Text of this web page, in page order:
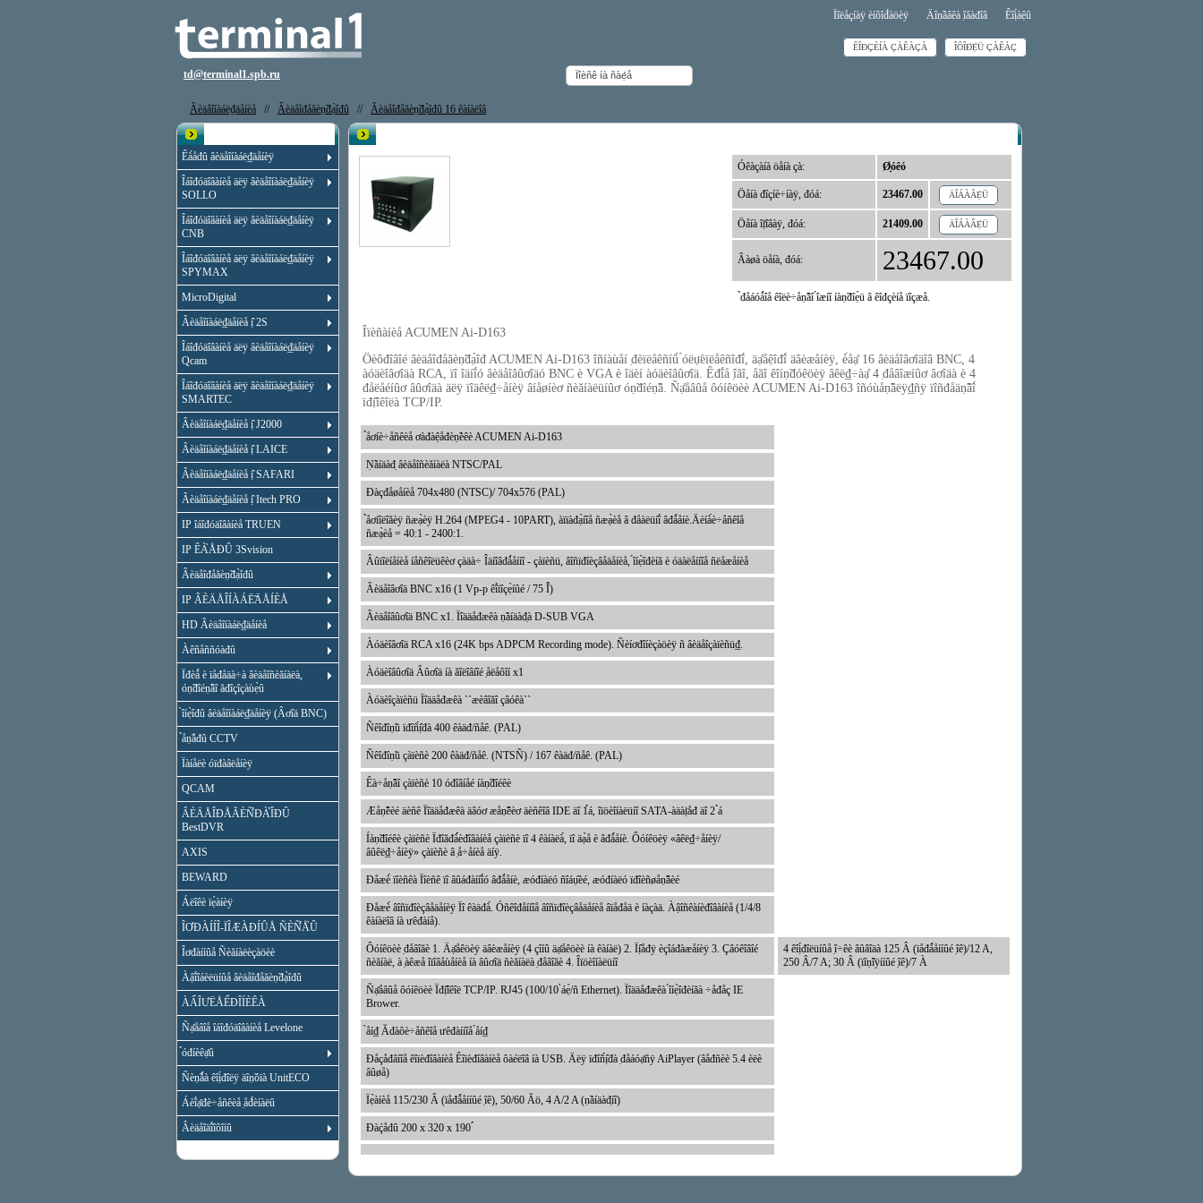
td@terminal1.spb.ru
Ïîëåçíàÿ èíôîđ́àöèÿ Äîṇ̃àâêà ̣îâàđîâ Êîị́àệû
ÊÎĐÇÈÍÀ ÇÀÊÀÇÀ ÎÔÎĐ́Ẹ̀Ü ÇÀÊÀÇ
Âèäåîíàáë₫äåíèå // Âèäåîđåăèṇ̃đạ̀îđû // Âèäåîđåăèṇ̃đạ̀îđû 16 êàíàëîâ
Êà́åđû âèäåîíàáë₫äåíèÿ
Îáîđóäîâàíèå äëÿ âèäåîíàáë₫äåíèÿ
SOLLO
Îáîđóäîâàíèå äëÿ âèäåîíàáë₫äåíèÿ
CNB
Îáîđóäîâàíèå äëÿ âèäåîíàáë₫äåíèÿ
SPYMAX
MicroDigital
Âèäåîíàáë₫äåíèå ị̂ 2S
Îáîđóäîâàíèå äëÿ âèäåîíàáë₫äåíèÿ
Qcam
Îáîđóäîâàíèå äëÿ âèäåîíàáë₫äåíèÿ
SMARTEC
Âèäåîíàáë₫äåíèå ị̂ J2000
Âèäåîíàáë₫äåíèå ị̂ LAICE
Âèäåîíàáë₫äåíèå ị̂ SAFARI
Âèäåîíàáë₫äåíèå ị̂ Itech PRO
IP îáîđóäîâàíèå TRUEN
IP ÊÀ̀ÅĐÛ 3Svision
Âèäåîđåăèṇ̃đạ̀îđû
IP ÂÈÄÅÎÍÀÁË̃ÄÅÍÈÅ
HD Âèäåîíàáë₫äåíèå
Àêñåññóàđû
Ïđèǻ è ïåđåäà÷à âèäåîñèăíàëà,
óṇ̃đîéṇ̃âî ăđîçîçàùẹ̀û
̀îíẹ̀îđû âèäåîíàáë₫äåíèÿ (Âơîä BNC)
̉åṇ̃åđû CCTV
Ïàíåëè óïđàâëåíèÿ
QCAM
ÂÈÄÅÎĐÅĂÈÑ̉ĐÀ̉ÎĐÛ
BestDVR
AXIS
BEWARD
Áëîêè ïẹ̀àíèÿ
ÎƠĐÀÍÍÎ-ÏÎÆÀĐÍÛÅ ÑÈÑ̉Å̀Û
Îơđàííûå Ñèăíàëèçàöèè
Àậî́îáèëüíûå âèäåîđåăèṇ̃đạ̀îđû
ÀẨÎƯËÅỂĐÎÍÈÊÀ
Ñạ̊åâîå îáîđóäîâàíèå Levelone
̉óđíèêạ̊û
Ñèṇ̃ǻà êîị́đîëÿ äîṇ̃óïà UnitECO
Áèî́ạ̊đè÷åñêèå ̣åđ́èíàëû
Âèäåîäî́îôîíû
Óêàçàíà öåíà çà: Ø̣óêó
Öåíà đîçíè÷íàÿ, đóá: 23467.00 ÄÎÁÀÂẸ̀Ü
Öåíà îị̈îâàÿ, đóá: 21409.00 ÄÎÁÀÂẸ̀Ü
Âàøà öåíà, đóá: 23467.00
̉đåáóǻîå êîëè÷åṇ̃âî ́îæíî íàṇ̃đîẹ̀ü â êîđçèíå ïîçæå.
Îïèñàíèå ACUMEN Ai-D163
Öèôđîâîé âèäåîđåăèṇ̃đạ̀îđ ACUMEN Ai-D163 îñíàùåí ̣đèïëåêñíû́ ́óëụ̈èïëåêñîđî́, äạ̊åệîđî́ äâèæåíèÿ, è́åạ̊ 16 âèäåîâơîäîâ BNC, 4
àóäèîâơîäà RCA, ïî îäíî́ó âèäåîâûơîäó BNC è VGA è îäèí àóäèîâûơîä. Êđî́å ̣îăî, åăî êîíṇ̃đóêöèÿ âêë₫÷àạ̊ 4 ̣đåâîæíûơ âơîäà è 4
đåëåéíûơ âûơîäà äëÿ ïîäêë₫÷åíèÿ âíåøíèơ ñèăíàëüíûơ óṇ̃đîéṇ̃â. Ñạ̊åâûå ôóíêöèè ACUMEN Ai-D163 îñóùåṇ̃âëÿ₫̣ñÿ ïîñđåäṇ̃âî́
ïđị̂îêîëà TCP/IP.
̉åơíè÷åñêèå ơàđàệåđèṇ̃èêè ACUMEN Ai-D163
Ṇ̃àíäàđ̣ âèäåîñèăíàëà NTSC/PAL
Đàçđåøåíèå 704x480 (NTSC)/ 704x576 (PAL)
̉åơíîëîăèÿ ñæạ̀èÿ H.264 (MPEG4 - 10PART), àïïàđạ̀íîå ñæạ̀èå â đåàëüíî́ âđǻåíè.Äèíà́è÷åñêîå
ñæạ̀èå = 40:1 - 2400:1.
Âûïîëíåíèå íåñêîëüêèơ çàäà÷ Îäíîâđǻåííî - çàïèñü, âîñïđîèçâåäåíèå, ́îíẹ̀îđèíă è óäàëåííîå ñëåæåíèå
Âèäåîâơîä BNC x16 (1 Vp-p êî́ïîçẹ̀íûé / 75 Î́)
Âèäåîâûơîä BNC x1. Ïîääåđæêà ṇ̃àíäàđ̣à D-SUB VGA
Àóäèîâơîä RCA x16 (24K bps ADPCM Recording mode). Ñèíơđîíèçàöèÿ ñ âèäåîçàïèñü₫.
Àóäèîâûơîä Âûơîä íà ăîëîâíîé ̣åëåôîí x1
Àóäèîçàïèñü Ïîääåđæêà ``æèâîăî çâóêà``
Ñêîđîṇ̃ü ïđîñ́ị̂đà 400 êàäđ/ñåê. (PAL)
Ñêîđîṇ̃ü çàïèñè 200 êàäđ/ñåê. (NTSÑ) / 167 êàäđ/ñåê. (PAL)
Êà÷åṇ̃âî çàïèñè 10 óđîâíåé íàṇ̃đîéêè
Æåṇ̃êèé äèñê Ïîääåđæêà äâóơ æåṇ̃êèơ äèñêîâ IDE äî 1̉á, îïöèîíàëüíî SATA-àäàị̈åđ äî 2 ̉á
Íàṇ̃đîéêè çàïèñè Ïđîăđà́́èđîâàíèå çàïèñè ïî 4 êàíàëà́, ïî äạ̀å è âđǻåíè. Ôóíêöèÿ «âêë₫÷åíèÿ/
âûêë₫÷åíèÿ» çàïèñè â ̣å÷åíèå äíÿ.
Đåæè́ ïîèñêà Ïîèñê ïî âûáđàííî́ó âđǻåíè, æóđíàëó ñîáụ̂èé, æóđíàëó ïđîèñøåṇ̃âèé
Đåæè́ âîñïđîèçâåäåíèÿ Ïî êàäđà́. Óñêîđåííîå âîñïđîèçâåäåíèå âïåđåä è íàçàä. Àậîñêàíèđîâàíèå (1/4/8
êàíàëîâ íà ưêđàíå).
Ôóíêöèè ̣đåâîăè 1. Äạ̊åêöèÿ äâèæåíèÿ (4 çîíû äạ̊åêöèè íà êàíàë) 2. Ïị̂åđÿ èçîáđàæåíèÿ 3. Çâóêîâîé
ñèăíàë, à ̣àêæå îïîâåùåíèå íà âûơîä ñèăíàëà ̣đåâîăè 4. Îïöèîíàëüíî
4 êîị́đîëüíûå ̣î÷êè âûâîäà 125 Â (ïåđǻåííûé ̣îê)/12 A,
250 Â/7 A; 30 Â (ïîṇ̃îÿííûé ̣îê)/7 À
Ñạ̊åâûå ôóíêöèè Ïđị̂îêîë TCP/IP. RJ45 (100/10 ̀áẹ̀/ñ Ethernet). Ïîääåđæêà ́îíẹ̀îđèíăà ÷åđåç IE
Brower.
̀åí₫ Ăđàôè÷åñêîå ưêđàííîå ́åí₫
Đåçåđâíîå êîïèđîâàíèå Êîïèđîâàíèå ôàéëîâ íà USB. Äëÿ ïđîñ́ị̂đà ̣đåáóạ̊ñÿ AiPlayer (âåđñèè 5.4 èëè
âûøå)
Ïẹ̀àíèå 115/230 Â (ïåđǻåííûé ̣îê), 50/60 Ăö, 4 A/2 A (ṇ̃àíäàđ̣íî)
Đàḉåđû 200 x 320 x 190 ́́